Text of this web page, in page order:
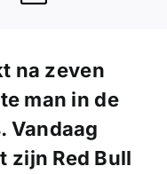
na zeven
man in de
Vandaag
zijn Red Bull